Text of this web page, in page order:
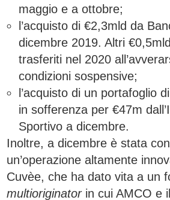
maggio e a ottobre;
l’acquisto di €2,3mld da
dicembre 2019. Altri
trasferiti nel 2020
condizioni sospensive;
l’acquisto di un portafoglio
in sofferenza per €47m
Sportivo a dicembre.
Inoltre, a dicembre è stata
un’operazione altamente
Cuvèe, che ha dato vita a un
multioriginatorin cui AMCO e